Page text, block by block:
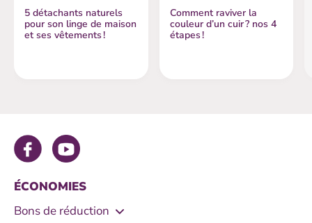
5 détachants naturels
pour son linge de maison
et ses vêtements !
Comment raviver la
couleur d’un cuir ? nos 4
étapes !
ÉCONOMIES
Bons de réduction